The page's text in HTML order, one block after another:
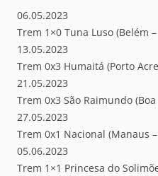
06.05.2023
Trem 1×0 Tuna Luso (Belém
13.05.2023
Trem 0x3 Humaitá (Porto
21.05.2023
Trem 0x3 São Raimundo (Boa
27.05.2023
Trem 0x1 Nacional (Manaus
05.06.2023
Trem 1×1 Princesa do